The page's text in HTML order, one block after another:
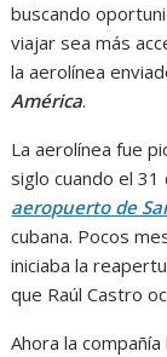
buscando
viajar sea más
la aerolínea
América.
La aerolínea fue
siglo cuando el
aeropuerto de
cubana. Pocos
iniciaba la
que Raúl Castro
Ahora la